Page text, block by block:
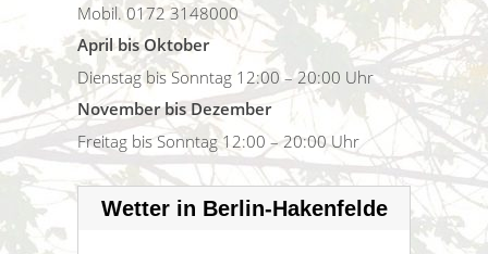
Mobil. 0172 3148000
April bis Oktober
Dienstag bis Sonntag 12:00 – 20:00 Uhr
November bis Dezember
Freitag bis Sonntag 12:00 – 20:00 Uhr
Wetter in Berlin-Hakenfelde